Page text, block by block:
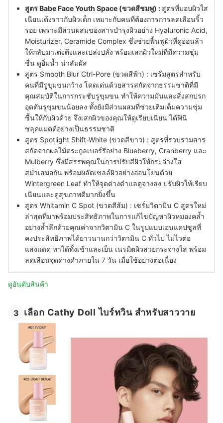
สูตร Babe Face Youth Space (ขวดสีชมพู) : สูตรที่มอบผิวใส
เนียนเด้งราวกับผิวเด็ก เหมาะกับคนที่ต้องการการลดเลือนริ้ว
รอย เพราะมีส่วนผสมของสารบำรุงผิวอย่าง Hyaluronic Acid,
Moisturizer, Ceramide Complex ซึ่งช่วยฟื้นฟูผิวที่ดูอ่อนล้า
ให้กลับมาเต่งตึงและเปล่งปลั่ง พร้อมเสกผิวใหม่ที่มีความชุ่ม
ชื่น ดูอิ่มน้ำ น่าสัมผัส
สูตร Smooth Blur Ctrl-Pore (ขวดสีฟ้า) : เซรั่มสูตรสำหรับ
คนที่มีรูขุมขนกว้าง โดดเด่นด้วยสารสกัดจากธรรมชาติที่มี
คุณสมบัติในการกระชับรูขุมขน ทำให้ความมันและสิ่งสกปรก
อุดตันรูขุมขนน้อยลง ทั้งยังมีส่วนผสมที่ช่วยเติมเต็มความชุ่ม
ชื้นให้กับผิวด้วย จึงเสกผิวของคุณให้ดูเรียบเนียน ได้ฟินิ
ชลุคแมตต์อย่างเป็นธรรมชาติ
สูตร Spotlight Shift-White (ขวดสีขาว) : สูตรที่รวบรวมสาร
สกัดจากผลไม้ตระกูลเบอร์รีอย่าง Blueberry, Cranberry และ
Mulberry ซึ่งมีสรรพคุณในการปรับสีผิวให้กระจ่างใส
สม่ำเสมอกัน พร้อมผลัดเซลล์ผิวอย่างอ่อนโยนด้วย
Wintergreen Leaf ทำให้จุดด่างดำแลดูจางลง ปรับผิวให้เรียบ
เนียนและดูสุขภาพดีมากยิ่งขึ้น
สูตร Whitamin C Spot (ขวดสีส้ม) : เซรั่มวิตามิน C สูตรใหม่
ล่าสุดที่มาพร้อมประสิทธิภาพในการแก้ไขปัญหาผิวหมองคล้ำ
อย่างล้ำลึกด้วยคุณค่าจากวิตามิน C ในรูปแบบเอนแคปซูลที่
คงประสิทธิภาพได้ยาวนานกว่าวิตามิน C ทั่วไป ไม่ไวต่อ
แสงแดด ทาได้ทั้งเช้าและเย็น เนรมิตผิวสวยกระจ่างใส พร้อม
ลดเลือนจุดด่างดำภายใน 7 วัน เมื่อใช้อย่างต่อเนื่อง
ดูอันดับสินค้า
3 เลือก Cathy Doll ไบร์ทวิน สำหรับสาววาย